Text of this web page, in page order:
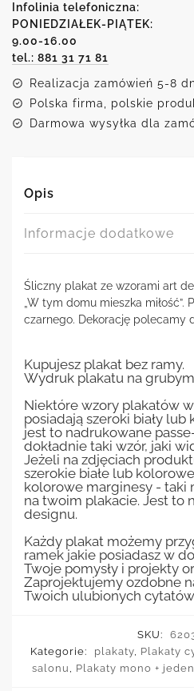
art
deco
-
W
domu
mieszka
Infolinia telefoniczna:
PONIEDZIAŁEK-PIĄTEK:
9.00-16.00
tel.: 881 31 71 81
Realizacja zamówień 5-8
Polska firma, polskie
Darmowa wysyłka dla
Opis
Informacje dodatkowe
Śliczny plakat ze wzorami art
„W tym domu mieszka
czarnego. Dekorację polecamy
Kupujesz plakat bez ramy.
Wydruk plakatu na
Niektóre wzory plakatów
posiadają szeroki biały
jest to nadrukowane
dokładnie taki wzór, jaki
Jeżeli na zdjęciach
szerokie białe lub
kolorowe marginesy - taki
na twoim plakacie. Jest to
designu.
Każdy plakat możemy
ramek jakie posiadasz w
Twoje pomysły i projekty
Zaprojektujemy ozdobne
Twoich ulubionych
SKU:
Kategorie:
plakaty, Plakaty
salonu , Plakaty mono +